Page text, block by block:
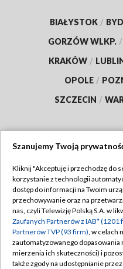
BIAŁYSTOK /
GORZÓW WLKP. /
KRAKÓW /
OPOLE /
SZCZECIN /
Abonament TVP
Emisja w TVP
Centrum informacji TVP
Naziemna Telewizja
Szanujemy Twoją
Kliknij "Akceptuję i przechodzę do
korzystanie z technologii
dostęp do informacji na Twoim
przechowywanie oraz na
nas, czyli Telewizję Polską S.A. w
Zaufanych Partnerów z IAB* (1201
Partnerów TVP (93 firm), w celach
zautomatyzowanego
mierzenia ich skuteczności) i
także zgody na udostępnianie